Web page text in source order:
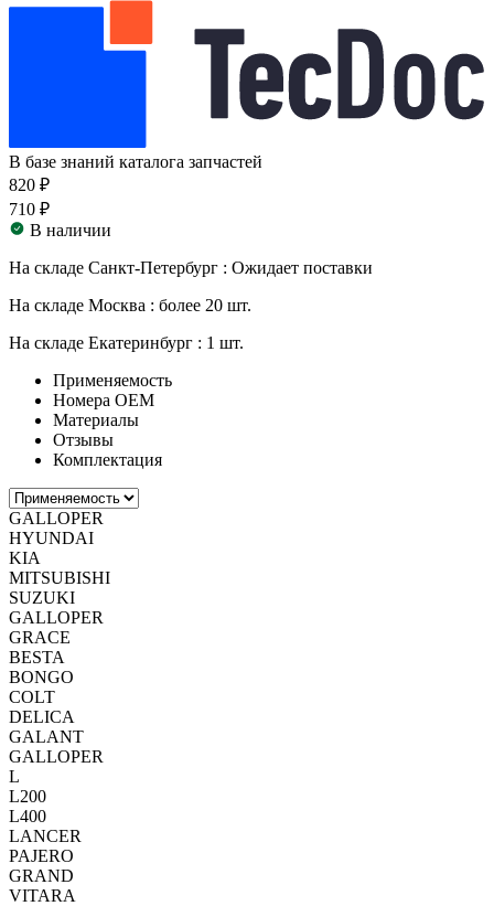
В базе знаний каталога запчастей
820 ₽
710 ₽
В наличии
На складе Санкт-Петербург : Ожидает поставки
На складе Москва : более 20 шт.
На складе Екатеринбург : 1 шт.
Применяемость
Номера ОЕМ
Материалы
Отзывы
Комплектация
GALLOPER
HYUNDAI
KIA
MITSUBISHI
SUZUKI
GALLOPER
GRACE
BESTA
BONGO
COLT
DELICA
GALANT
GALLOPER
L
L200
L400
LANCER
PAJERO
GRAND
VITARA